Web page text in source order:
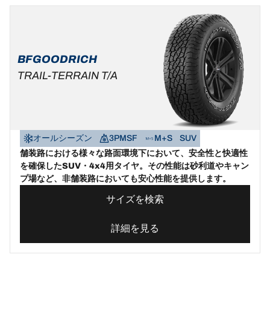
BFGOODRICH
TRAIL-TERRAIN T/A
オールシーズン 3PMSF M+S
SUV
舗装路における様々な路面環境下において、安全性と快適性
を確保したSUV・4x4用タイヤ。その性能は砂利道やキャン
プ場など、非舗装路においても安心性能を提供します。
サイズを検索
詳細を見る